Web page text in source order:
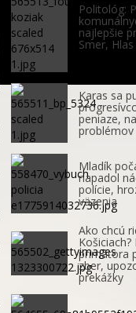
Politológ:
najlepšie
Smer,
Karas sa
peniaze,
problémov
Mladík
napadol
polície,
väzenia
Ako chcú
Košiciach?
primátora
zber,
prekážky